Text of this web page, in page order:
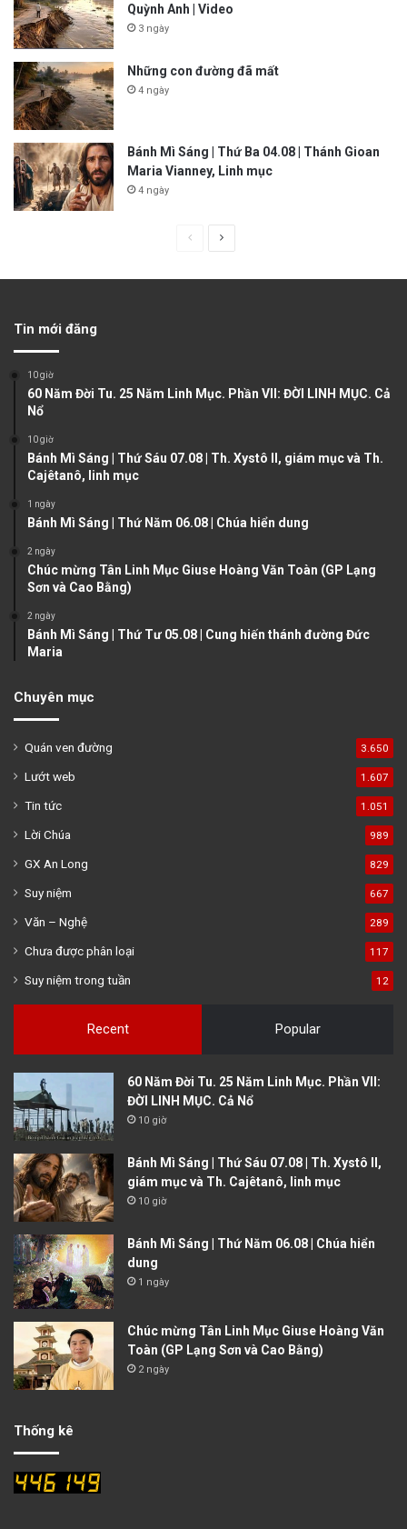
Quỳnh Anh | Video
3 ngày
Những con đường đã mất
4 ngày
Bánh Mì Sáng | Thứ Ba 04.08 | Thánh Gioan
Maria Vianney, Linh mục
4 ngày
u
a
e
g
Tin mới đăng
10 giờ
60 Năm Đời Tu. 25 Năm Linh Mục. Phần VII: ĐỜI LINH MỤC. Cả
Nổ
10 giờ
Bánh Mì Sáng | Thứ Sáu 07.08 | Th. Xystô II, giám mục và Th.
Cajêtanô, linh mục
1 ngày
Bánh Mì Sáng | Thứ Năm 06.08 | Chúa hiển dung
2 ngày
Chúc mừng Tân Linh Mục Giuse Hoàng Văn Toàn (GP Lạng
Sơn và Cao Bằng)
2 ngày
Bánh Mì Sáng | Thứ Tư 05.08 | Cung hiến thánh đường Đức
Maria
Chuyên mục
Quán ven đường 3.650
Lướt web 1.607
Tin tức 1.051
Lời Chúa 989
GX An Long 829
Suy niệm 667
Văn – Nghệ 289
Chưa được phân loại 117
Suy niệm trong tuần 12
Recent Popular
60 Năm Đời Tu. 25 Năm Linh Mục. Phần VII:
ĐỜI LINH MỤC. Cả Nổ
10 giờ
Bánh Mì Sáng | Thứ Sáu 07.08 | Th. Xystô II,
giám mục và Th. Cajêtanô, linh mục
10 giờ
Bánh Mì Sáng | Thứ Năm 06.08 | Chúa hiển
dung
1 ngày
Chúc mừng Tân Linh Mục Giuse Hoàng Văn
Toàn (GP Lạng Sơn và Cao Bằng)
2 ngày
Thống kê